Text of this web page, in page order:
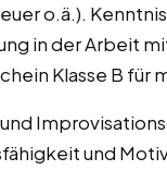
o.ä.).
in der Arbeit
Klasse B für
und